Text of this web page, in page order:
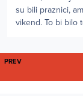
su bili praznici,
vikend. To bi bilo
FIRST PAGE
PREV